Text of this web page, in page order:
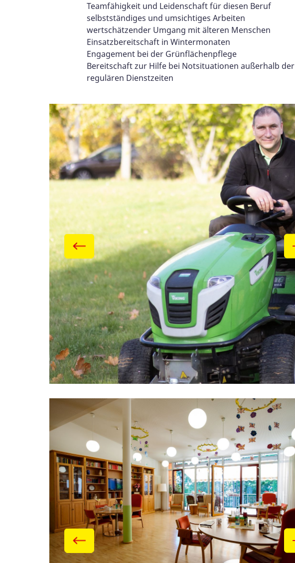
Teamfähigkeit und Leidenschaft für diesen Beruf
selbstständiges und umsichtiges Arbeiten
wertschätzender Umgang mit älteren Menschen
Einsatzbereitschaft in Wintermonaten
Engagement bei der Grünflächenpflege
Bereitschaft zur Hilfe bei Notsituationen außerhalb der
regulären Dienstzeiten